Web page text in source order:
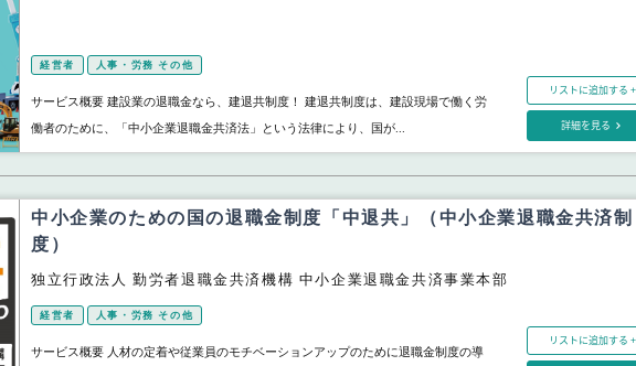
経営者 人事・労務 その他
サービス概要 建設業の退職金なら、建退共制度！ 建退共制度は、建設現場で働く労
働者のために、「中小企業退職金共済法」という法律により、国が...
リストに追加する +
詳細を見る
中小企業のための国の退職金制度「中退共」（中小企業退職金共済制
度）
独立行政法人 勤労者退職金共済機構 中小企業退職金共済事業本部
経営者 人事・労務 その他
サービス概要 人材の定着や従業員のモチベーションアップのために退職金制度の導
リストに追加する +